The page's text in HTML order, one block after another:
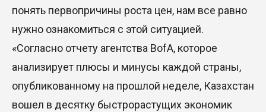
понять первопричины роста цен, нам все равно
нужно ознакомиться с этой ситуацией.
«Согласно отчету агентства BofA, которое
анализирует плюсы и минусы каждой страны,
опубликованному на прошлой неделе, Казахстан
вошел в десятку быстрорастущих экономик